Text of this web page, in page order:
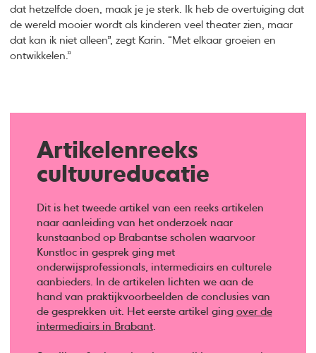
dat hetzelfde doen, maak je je sterk. Ik heb de overtuiging dat
de wereld mooier wordt als kinderen veel theater zien, maar
dat kan ik niet alleen”, zegt Karin. “Met elkaar groeien en
ontwikkelen.”
Artikelenreeks
cultuureducatie
Dit is het tweede artikel van een reeks artikelen
naar aanleiding van het onderzoek naar
kunstaanbod op Brabantse scholen waarvoor
Kunstloc in gesprek ging met
onderwijsprofessionals, intermediairs en culturele
aanbieders. In de artikelen lichten we aan de
hand van praktijkvoorbeelden de conclusies van
de gesprekken uit. Het eerste artikel ging over de
intermediairs in Brabant.